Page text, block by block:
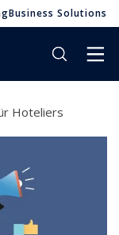
Business Solutions
Hoteliers